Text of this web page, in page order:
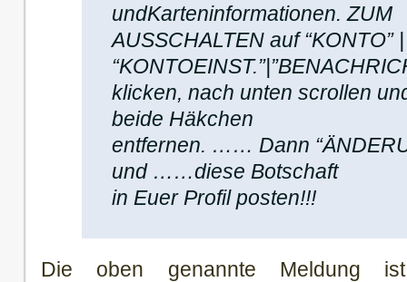
undKarteninformationen. ZUM
AUSSCHALTEN auf “KONTO” |
klicken, nach unten scrollen
beide Häkchen
entfernen. …… Dann
und ……diese Botschaft
in Euer Profil posten!!!
Die oben genannte Meldung